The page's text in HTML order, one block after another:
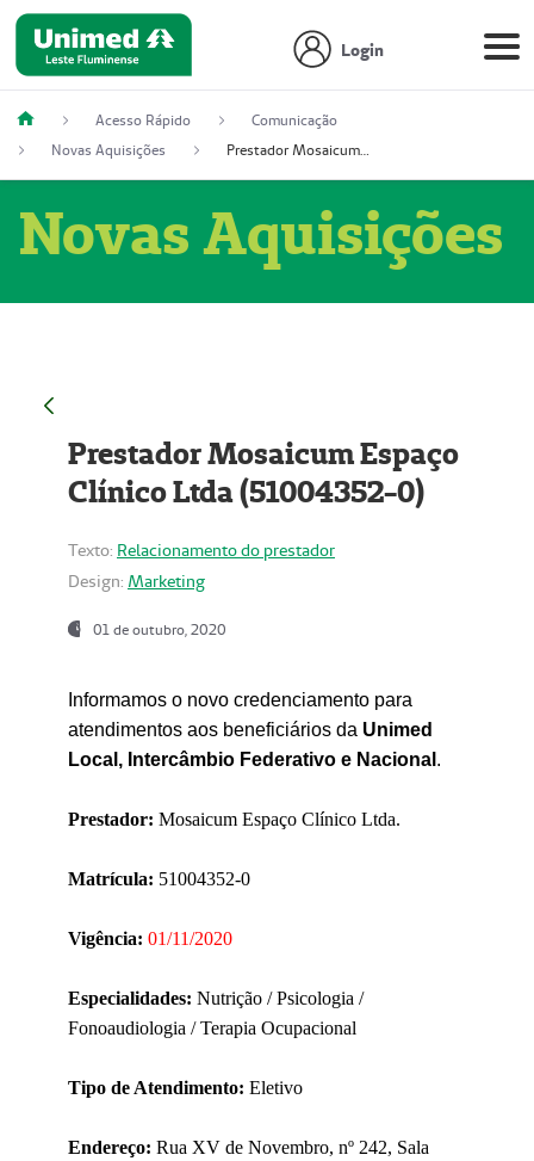
Login
Acesso Rápido
Comunicação
Novas Aquisições
Prestador Mosaicum Espaço Clínico Ltda (51004352-0)
Novas Aquisições
Prestador Mosaicum Espaço
Clínico Ltda (51004352-0)
Texto: Relacionamento do prestador
Design: Marketing
01 de outubro, 2020
Informamos o novo credenciamento para
atendimentos aos beneficiários da Unimed
Local, Intercâmbio Federativo e Nacional .
Prestador: Mosaicum Espaço Clínico Ltda.
Matrícula: 51004352-0
Vigência: 01/11/2020
Especialidades: Nutrição / Psicologia /
Fonoaudiologia / Terapia Ocupacional
Tipo de Atendimento: Eletivo
Endereço: Rua XV de Novembro, nº 242, Sala